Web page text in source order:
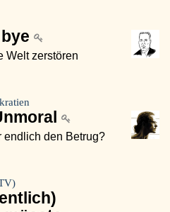
Welt zerstören
endlich den Betrug?